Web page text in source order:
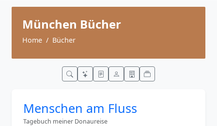
München Bücher
Home Bücher
Menschen am Fluss
Tagebuch meiner Donaureise